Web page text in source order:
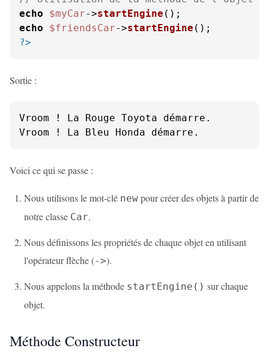
echo
$myCar->startEngine
echo
$friendsCar->startEngine
?>
Sortie :
Vroom ! La Rouge Toyota démarre.
Vroom ! La Bleu Honda démarre.
Voici ce qui se passe :
Nous utilisons le mot-clé new pour créer des objets à partir de
notre classe Car.
Nous définissons les propriétés de chaque objet en utilisant
l'opérateur flèche (->).
Nous appelons la méthode startEngine() sur chaque
objet.
Méthode Constructeur